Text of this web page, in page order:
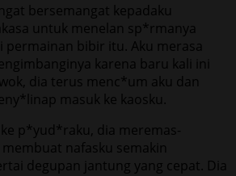
bersemangat kepadaku
untuk menelan sp*rmanya
permainan bibir itu. Aku merasa
karena baru kali ini
dia terus menc*um aku dan
masuk ke kaosku.
p*yud*raku, dia meremas-
nafasku semakin
degupan jantung yang cepat. Dia